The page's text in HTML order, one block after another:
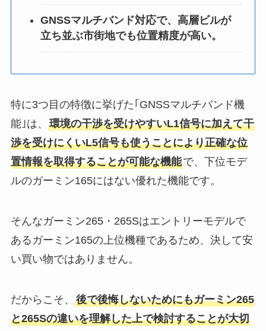
GNSSマルチバンド対応で、高層ビルが
立ち並ぶ市街地でも位置精度が高い。
特に3つ目の特徴に挙げた｢GNSSマルチバンド機
能｣は、 環境の干渉を受けやすいL1信号に加えて干
渉を受けにくいL5信号も使うことにより正確な位
置情報を取得することが可能な機能で、下位モデ
ルのガーミン165にはない優れた機能です。
そんなガーミン265・265Sはエントリーモデルで
あるガーミン165の上位機種であるため、決して安
い買い物ではありません。
だからこそ、 後で後悔しないためにもガーミン265
と265Sの違いを理解した上で検討することが大切